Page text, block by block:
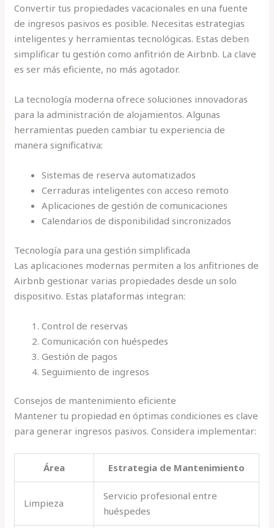
Convertir tus propiedades vacacionales en una fuente
de ingresos pasivos es posible. Necesitas estrategias
inteligentes y herramientas tecnológicas. Estas deben
simplificar tu gestión como anfitrión de Airbnb. La clave
es ser más eficiente, no más agotador.
La tecnología moderna ofrece soluciones innovadoras
para la administración de alojamientos. Algunas
herramientas pueden cambiar tu experiencia de
manera significativa:
Sistemas de reserva automatizados
Cerraduras inteligentes con acceso remoto
Aplicaciones de gestión de comunicaciones
Calendarios de disponibilidad sincronizados
Tecnología para una gestión simplificada
Las aplicaciones modernas permiten a los anfitriones de
Airbnb gestionar varias propiedades desde un solo
dispositivo. Estas plataformas integran:
Control de reservas
Comunicación con huéspedes
Gestión de pagos
Seguimiento de ingresos
Consejos de mantenimiento eficiente
Mantener tu propiedad en óptimas condiciones es clave
para generar ingresos pasivos. Considera implementar:
Área Estrategia de Mantenimiento
Limpieza
Servicio profesional entre
huéspedes